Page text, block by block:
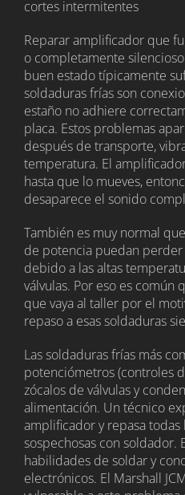
cortes intermitentes
Reparar amplificador que
o completamente
buen estado típicamente
soldaduras frías son
estaño no adhiere
placa. Estos problemas
después de transporte,
temperatura. El
hasta que lo mueves,
desaparece el sonido
También es muy normal
de potencia puedan perder
debido a las altas
válvulas. Por eso es
que vaya al taller por el
repaso a esas soldaduras
Las soldaduras frías más
potenciómetros (controles
zócalos de válvulas y
alimentación. Un técnico
amplificador y repasa todas
sospechosas con soldador.
habilidades de soldar y
electrónicos. El Marshall